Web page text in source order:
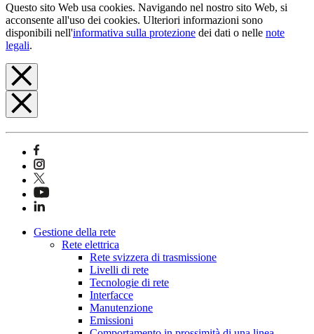
Questo sito Web usa cookies. Navigando nel nostro sito Web, si
acconsente all'uso dei cookies. Ulteriori informazioni sono
disponibili nell'informativa sulla protezione dei dati o nelle note
legali.
Gestione della rete
Rete elettrica
Rete svizzera di trasmissione
Livelli di rete
Tecnologie di rete
Interfacce
Manutenzione
Emissioni